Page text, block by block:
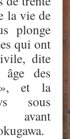
la vie de
plonge
qui ont
dite
des
», et la
sous
avant